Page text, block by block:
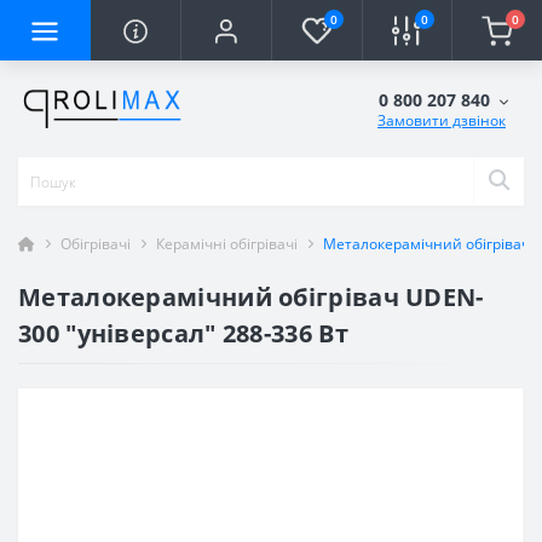
0 0 0
0 800 207 840
Замовити дзвінок
Обігрівачі Керамічні обігрівачі Металокерамічний обігрівач
Металокерамічний обігрівач UDEN-
300 "універсал" 288-336 Вт